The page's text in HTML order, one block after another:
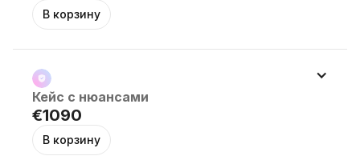
Кейс с нюансами
€1090